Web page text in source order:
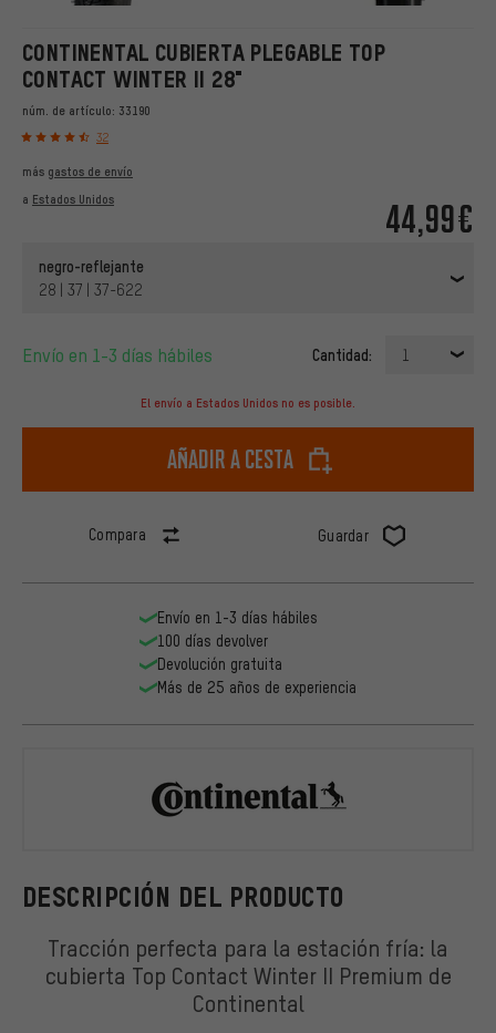
CONTINENTAL CUBIERTA PLEGABLE TOP
CONTACT WINTER II 28"
núm. de artículo: 33190
32
44,99€
más gastos de envío
a Estados Unidos
negro-reflejante
28 | 37 | 37-622
Envío en 1-3 días hábiles Cantidad: 1
El envío a Estados Unidos no es posible.
Añadir a cesta
Compara Guardar
DESCRIPCIÓN DEL PRODUCTO
Tracción perfecta para la estación fría: la
cubierta Top Contact Winter II Premium de
Continental
Envío en 1-3 días hábiles
100 días devolver
Devolución gratuita
Más de 25 años de experiencia